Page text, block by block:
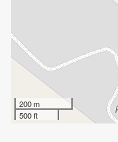
200 m
500 ft